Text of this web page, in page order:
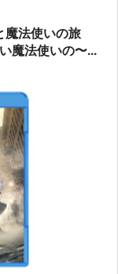
魔法使いの旅
魔法使いの〜』